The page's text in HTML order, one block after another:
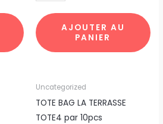
10pcs
AJOUTER AU
PANIER
Uncategorized
TOTE BAG LA TERRASSE
TOTE4 par 10pcs
quantité
de
TOTE